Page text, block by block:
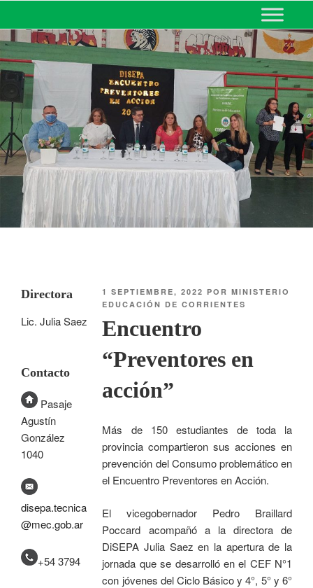
MINISTERIO DE EDUCACIÓN
DE CORRIENTES
1 SEPTIEMBRE, 2022 PORMINISTERIO
EDUCACIÓN DE CORRIENTES
Encuentro
“Preventores en
acción”
Más de 150 estudiantes de toda la
provincia compartieron sus acciones en
prevención del Consumo problemático en
el Encuentro Preventores en Acción.
El vicegobernador Pedro Braillard
Poccard acompañó a la directora de
DiSEPA Julia Saez en la apertura de la
jornada que se desarrolló en el CEF N°1
con jóvenes del Ciclo Básico y 4°, 5° y 6°
Directora
Lic. Julia Saez
Contacto
Pasaje
Agustín
González
1040
disepa.tecnica
@mec.gob.ar
+54 3794